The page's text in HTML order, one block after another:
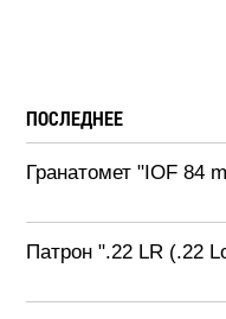
ПОСЛЕДНЕЕ
Гранатомет "IOF 84
Патрон ".22 LR (.22